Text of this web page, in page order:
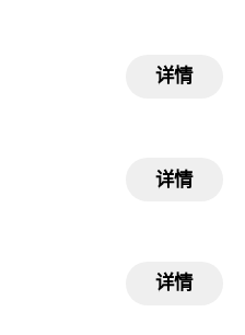
详情
详情
详情